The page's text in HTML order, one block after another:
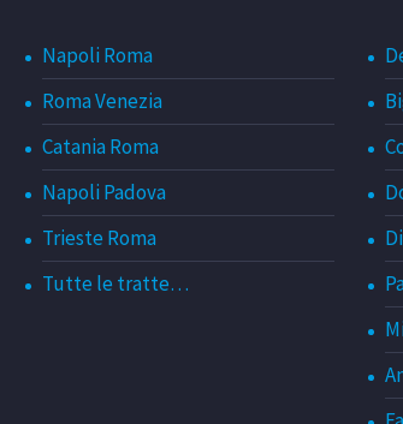
Napoli Roma
Roma Venezia
Catania Roma
Napoli Padova
Trieste Roma
Tutte le tratte…